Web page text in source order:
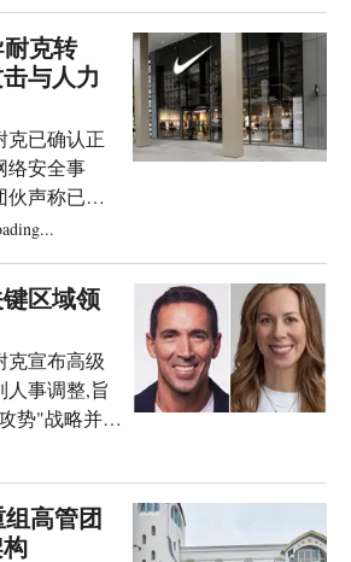
"。这一主动
了5个百分
护品牌长
。 分部业
管总营收持
了明显变
亿美元，
按固定汇率
益于北美市
...
内将发售
、服饰及
“现代芭蕾
于2月3日至
开设
处体验式
店将聚焦于
到把杆课
体形式诠释
于
店。 图片来
将
旗舰
等零售商
克转
与人力
克已确认正
络安全事
伙声称已泄
披露恰逢
个岗位的报
西比州的运
美国物流
将在位于田
的配送中心
此举是将先
供应链中
降低复杂性
层表示,这
性的运营
区域领
克宣布高级
人事调整,旨
势"战略并优
涉及欧
(APLA)等
洲、中东及
高管团